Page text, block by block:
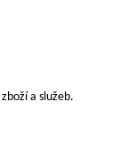
zboží a služeb.